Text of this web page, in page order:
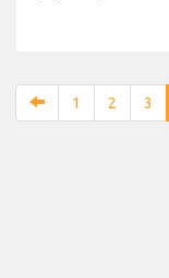
1 2 3